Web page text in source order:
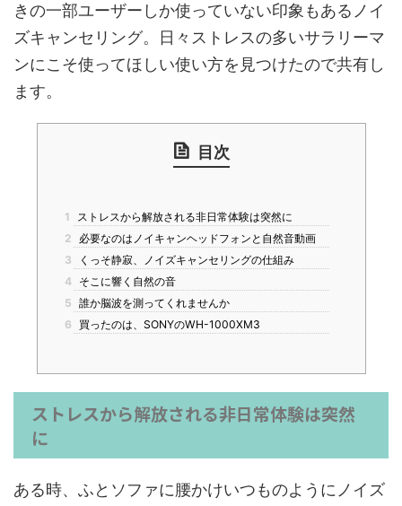
きの一部ユーザーしか使っていない印象もあるノイ
ズキャンセリング。日々ストレスの多いサラリーマ
ンにこそ使ってほしい使い方を見つけたので共有し
ます。
目次
1
ストレスから解放される非日常体験は突然に
2
必要なのはノイキャンヘッドフォンと自然音動画
3
くっそ静寂、ノイズキャンセリングの仕組み
4
そこに響く自然の音
5 誰か脳波を測ってくれませんか
6
買ったのは、SONYのWH-1000XM3
ストレスから解放される非日常体験は突然
に
ある時、ふとソファに腰かけいつものようにノイズ